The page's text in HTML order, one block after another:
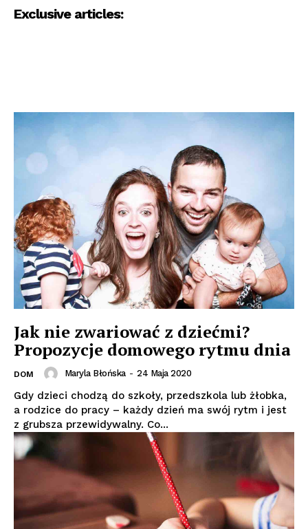
Exclusive articles:
Jak nie zwariować z dziećmi?
Propozycje domowego rytmu dnia
DOM Maryla Błońska - 24 Maja 2020
Gdy dzieci chodzą do szkoły, przedszkola lub żłobka,
a rodzice do pracy – każdy dzień ma swój rytm i jest
z grubsza przewidywalny. Co...